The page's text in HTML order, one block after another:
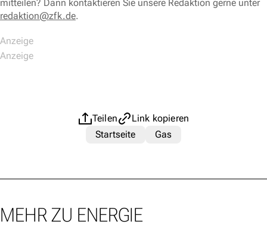
mitteilen? Dann kontaktieren Sie unsere Redaktion gerne unter
redaktion@zfk.de.
Teilen
Link kopieren
Startseite
Gas
MEHR ZU ENERGIE